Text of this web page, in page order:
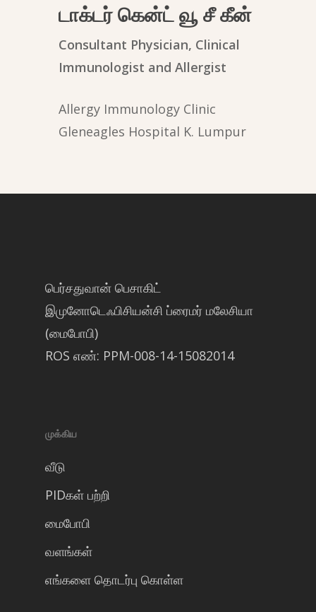
டாக்டர் கென்ட் வூ சீ கீன்
Consultant Physician, Clinical
Immunologist and Allergist
Allergy Immunology Clinic
Gleneagles Hospital K. Lumpur
பெர்சதுவான் பெசாகிட்
இமுனோடெஃபிசியன்சி ப்ரைமர் மலேசியா
(மைபோபி)
ROS எண்: PPM-008-14-15082014
முக்கிய
வீடு
PIDகள் பற்றி
மைபோபி
வளங்கள்
எங்களை தொடர்பு கொள்ள